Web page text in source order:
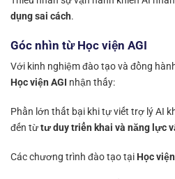
dụng sai cách.
Góc nhìn từ Học viện AGI
Với kinh nghiệm đào tạo và đồng
Học viện AGI nhận thấy:
Phần lớn thất bại khi tự viết trợ lý AI
đến từtư duy triển khai và năng lực
Các chương trình đào tạo tại Học